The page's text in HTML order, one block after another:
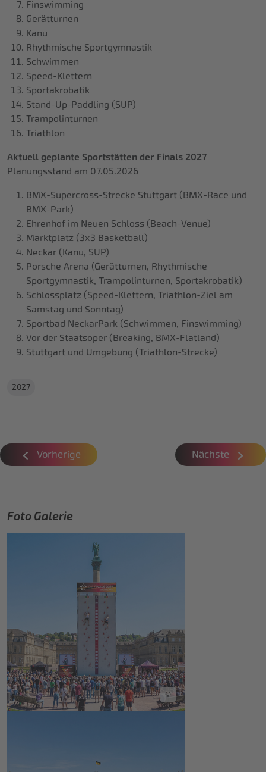
Finswimming
Gerätturnen
Kanu
Rhythmische Sportgymnastik
Schwimmen
Speed-Klettern
Sportakrobatik
Stand-Up-Paddling (SUP)
Trampolinturnen
Triathlon
Aktuell geplante Sportstätten der Finals 2027
Planungsstand am 07.05.2026
BMX-Supercross-Strecke Stuttgart (BMX-Race und
BMX-Park)
Ehrenhof im Neuen Schloss (Beach-Venue)
Marktplatz (3x3 Basketball)
Neckar (Kanu, SUP)
Porsche Arena (Gerätturnen, Rhythmische
Sportgymnastik, Trampolinturnen, Sportakrobatik)
Schlossplatz (Speed-Klettern, Triathlon-Ziel am
Samstag und Sonntag)
Sportbad NeckarPark (Schwimmen, Finswimming)
Vor der Staatsoper (Breaking, BMX-Flatland)
Stuttgart und Umgebung (Triathlon-Strecke)
2027
Vorherige Nächste
Foto Galerie
©